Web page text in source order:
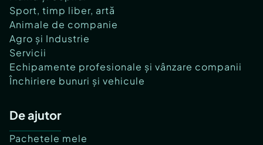
Sport, timp liber, artă
Animale de companie
Agro și Industrie
Servicii
Echipamente profesionale și vânzare companii
Închiriere bunuri și vehicule
De ajutor
Pachetele mele